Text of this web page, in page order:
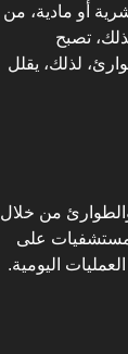
بشرية أو مادية، من
تصبح
لذلك، يقلل
والطوارئ من خلال
على
اليومية.